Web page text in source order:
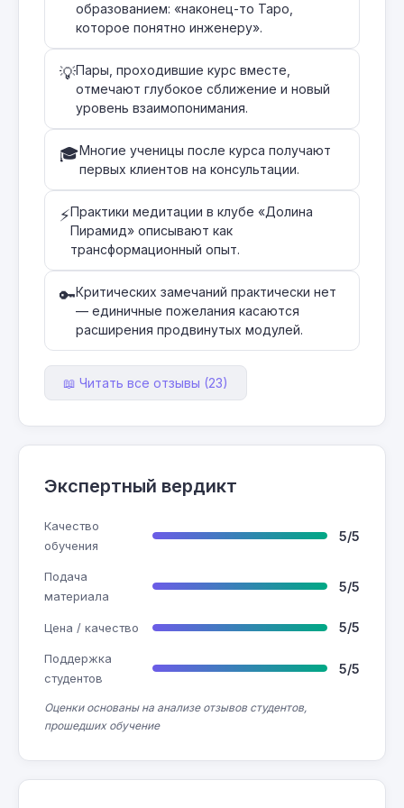
образованием: «наконец-то Таро,
которое понятно инженеру».
💡Пары, проходившие курс вместе,
отмечают глубокое сближение и новый
уровень взаимопонимания.
🎓Многие ученицы после курса получают
первых клиентов на консультации.
⚡Практики медитации в клубе «Долина
Пирамид» описывают как
трансформационный опыт.
🔑Критических замечаний практически нет
— единичные пожелания касаются
расширения продвинутых модулей.
📖 Читать все отзывы (23)
Экспертный вердикт
Качество
обучения
5/5
Подача
материала
5/5
Цена / качество 5/5
Поддержка
студентов
5/5
Оценки основаны на анализе отзывов студентов,
прошедших обучение